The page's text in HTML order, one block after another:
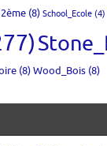
(8) School_Ecole (4)
(8)Wood_Bois (8)